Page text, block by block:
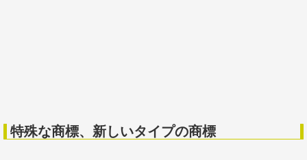
特殊な商標、新しいタイプの商標